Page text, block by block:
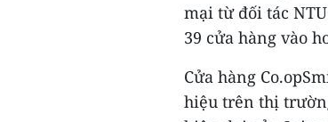
mại từ đối tác
39 cửa hàng vào
Cửa hàng
hiệu trên thị